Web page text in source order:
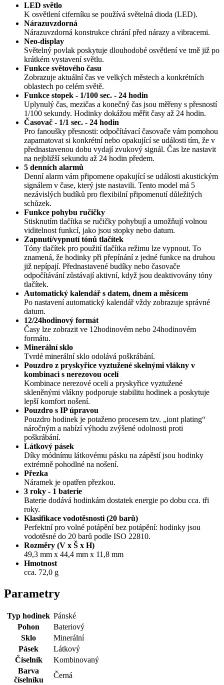
LED světlo
K osvětlení ciferníku se používá světelná dioda (LED).
Nárazuvzdorná
Nárazuvzdorná konstrukce chrání před nárazy a vibracemi.
Neo-display
Světelný povlak poskytuje dlouhodobé osvětlení ve tmě již po
krátkém vystavení světlu.
Funkce světového času
Zobrazuje aktuální čas ve velkých městech a konkrétních
oblastech po celém světě.
Funkce stopek - 1/100 sec. - 24 hodin
Uplynulý čas, mezičas a konečný čas jsou měřeny s přesností
1/100 sekundy. Hodinky dokážou měřit časy až 24 hodin.
Časovač - 1/1 sec. - 24 hodin
Pro fanoušky přesnosti: odpočítávací časovače vám pomohou
zapamatovat si konkrétní nebo opakující se události tím, že v
přednastavenou dobu vydají zvukový signál. Čas lze nastavit
na nejbližší sekundu až 24 hodin předem.
5 denních alarmů
Denní alarm vám připomene opakující se události akustickým
signálem v čase, který jste nastavili. Tento model má 5
nezávislých budíků pro flexibilní připomenutí důležitých
schůzek.
Funkce pohybu ručičky
Stisknutím tlačítka se ručičky pohybují a umožňují volnou
viditelnost funkcí, jako jsou stopky nebo datum.
Zapnutí/vypnutí tónů tlačítek
Tóny tlačítek pro použití tlačítka režimu lze vypnout. To
znamená, že hodinky při přepínání z jedné funkce na druhou
již nepípají. Přednastavené budíky nebo časovače
odpočítávání zůstávají aktivní, když jsou deaktivovány tóny
tlačítek.
Automatický kalendář s datem, dnem a měsícem
Po nastavení automatický kalendář vždy zobrazuje správné
datum.
12/24hodinový formát
Časy lze zobrazit ve 12hodinovém nebo 24hodinovém
formátu.
Minerální sklo
Tvrdé minerální sklo odolává poškrábání.
Pouzdro z pryskyřice vyztužené skelnými vlákny v
kombinaci s nerezovou ocelí
Kombinace nerezové oceli a pryskyřice vyztužené
skleněnými vlákny podporuje stabilitu hodinek a poskytuje
lepší komfort nošení.
Pouzdro s IP úpravou
Pouzdro hodinek je potaženo procesem tzv. „iont plating“
náročným a nabízí výhodu zvýšené odolnosti proti
poškrábání.
Látkový pásek
Díky módnímu látkovému pásku na zápěstí jsou hodinky
extrémně pohodlné na nošení.
Přezka
Náramek je opatřen přezkou.
3 roky - 1 baterie
Baterie dodává hodinkám dostatek energie po dobu cca. tři
roky.
Klasifikace vodotěsnosti (20 barů)
Perfektní pro volné potápění bez potápění: hodinky jsou
vodotěsné do 20 barů podle ISO 22810.
Rozměry (V x Š x H)
49,3 mm x 44,4 mm x 11,8 mm
Hmotnost
cca. 72,0 g
Parametry
Typ hodinek Pánské
Pohon
Bateriový
Sklo
Minerální
Pásek
Látkový
Číselník
Kombinovaný
Barva
číselníku
Černá